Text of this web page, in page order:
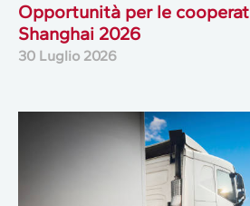
Opportunità per le
Shanghai 2026
30 Luglio 2026